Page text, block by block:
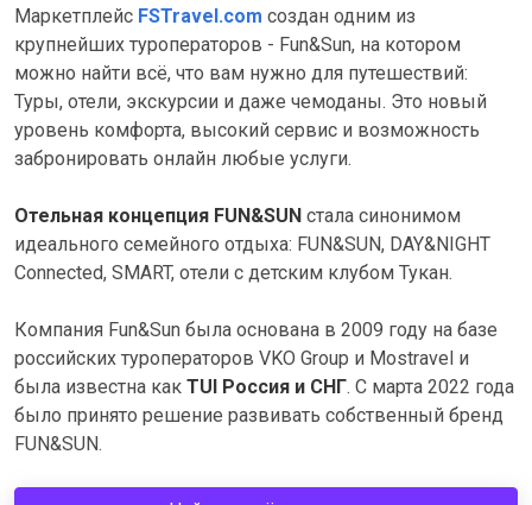
Маркетплейс FSTravel.com создан одним из
крупнейших туроператоров - Fun&Sun, на котором
можно найти всё, что вам нужно для путешествий:
Туры, отели, экскурсии и даже чемоданы. Это новый
уровень комфорта, высокий сервис и возможность
забронировать онлайн любые услуги.
Отельная концепция FUN&SUN стала синонимом
идеального семейного отдыха: FUN&SUN, DAY&NIGHT
Connected, SMART, отели с детским клубом Тукан.
Компания Fun&Sun была основана в 2009 году на базе
российских туроператоров VKO Group и Mostravel и
была известна как TUI Россия и СНГ. С марта 2022 года
было принято решение развивать собственный бренд
FUN&SUN.